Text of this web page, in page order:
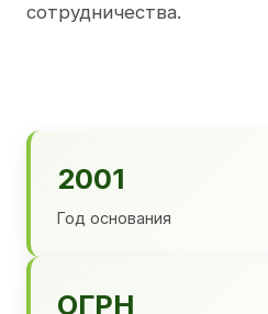
сотрудничества.
2001
Год основания
ОГРН